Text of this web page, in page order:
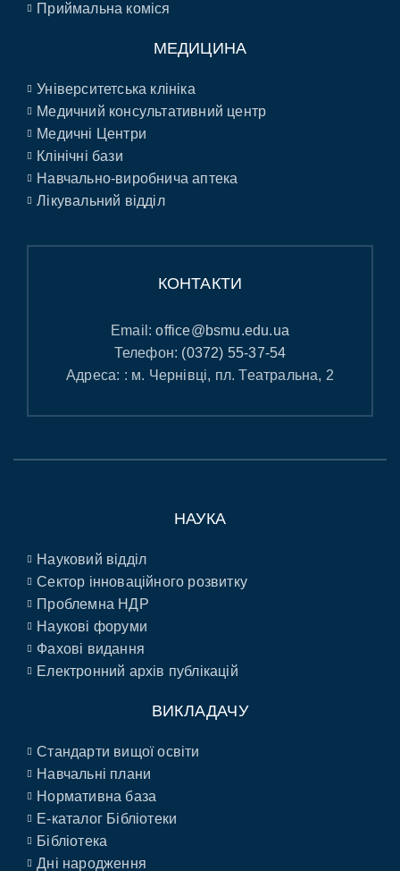
Приймальна коміся
МЕДИЦИНА
Університетська клініка
Медичний консультативний центр
Медичні Центри
Клінічні бази
Навчально-виробнича аптека
Лікувальний відділ
КОНТАКТИ
Email:office@bsmu.edu.ua
Телефон: (0372) 55-37-54
Адреса: : м. Чернівці, пл. Театральна, 2
НАУКА
Науковий відділ
Сектор інноваційного розвитку
Проблемна НДР
Наукові форуми
Фахові видання
Електронний архів публікацій
ВИКЛАДАЧУ
Стандарти вищої освіти
Навчальні плани
Нормативна база
E-каталог Бібліотеки
Бібліотека
Дні народження